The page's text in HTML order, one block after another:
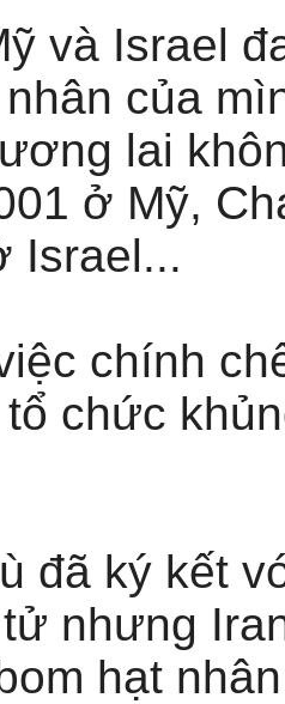
và Israel
của
lai
ở Mỹ,
Israel...
chính
chức
đã ký kết
nhưng
hạt